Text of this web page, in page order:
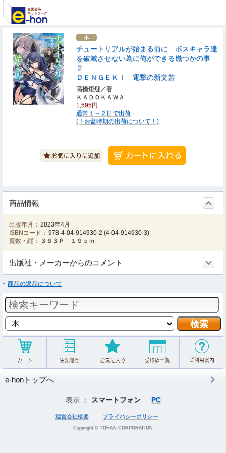
チュートリアルが始まる前に ボスキャラ達
を破滅させない為に俺ができる幾つかの事
２
ＤＥＮＧＥＫＩ 電撃の新文芸
高橋炬燵／著
ＫＡＤＯＫＡＷＡ
1,595円
通常１～２日で出荷
(！お盆時期の出荷について！)
商品情報
出版年月： 2023年4月
ISBNコード： 978-4-04-914930-2 (4-04-914930-3)
頁数・縦：
３６３Ｐ １９ｃｍ
出版社・メーカーからのコメント
商品の返品について
e-honトップへ
表示 ： スマートフォン PC
運営会社概要 プライバシーポリシー
Copyright © TOHAN CORPORATION